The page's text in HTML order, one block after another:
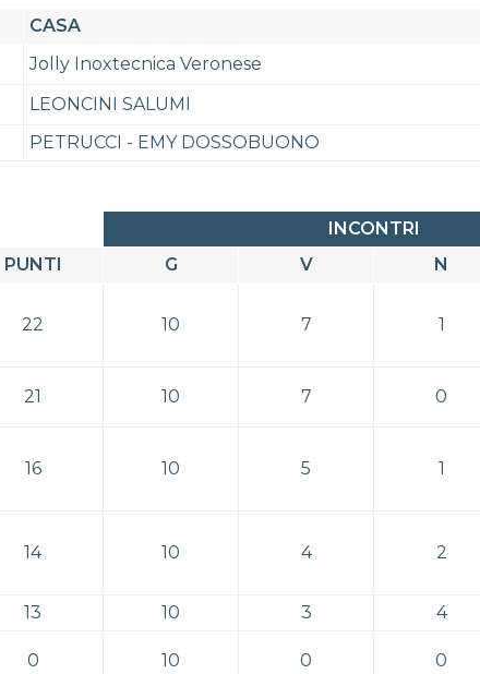
CASA
Jolly Inoxtecnica Veronese
LEONCINI SALUMI
PETRUCCI - EMY DOSSOBUONO
INCONTRI
PUNTI G V N
22 10 7 1
21 10 7 0
16 10 5 1
14 10 4 2
13 10 3 4
0 10 0 0